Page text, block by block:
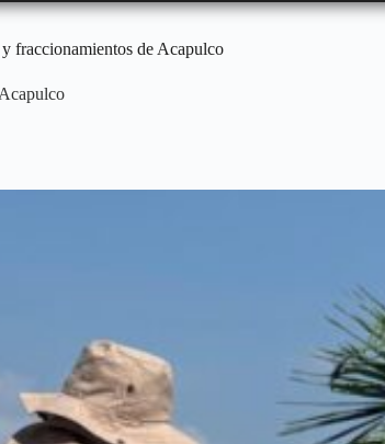
fraccionamientos de Acapulco